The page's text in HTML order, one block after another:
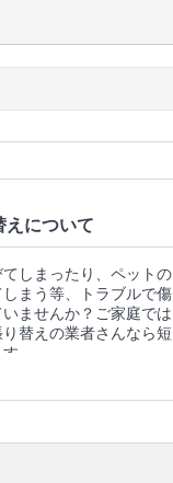
えについて
しまったり、ペットの
まう等、トラブルで傷
ませんか？ご家庭では
替えの業者さんなら短
。
り替えの作業範囲